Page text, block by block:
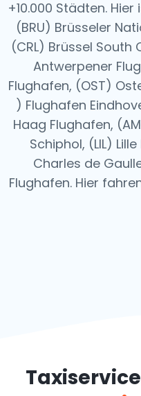
+10.000 Städten.
(BRU) Brüsseler
(CRL) Brüssel South
Antwerpener
Flughafen, (OST)
) Flughafen
Haag Flughafen,
Schiphol, (LIL)
Charles de
Flughafen. Hier